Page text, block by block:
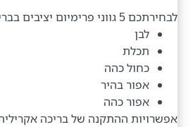
לבחירתכם 5 גווני פרימיום יציבים בבריכה אקרילית PL450:
לבן
תכלת
כחול כהה
אפור בהיר
אפור כהה